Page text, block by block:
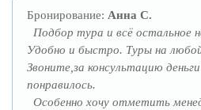
Бронирование: Анна С.
Подбор тура и всё остальное
Удобно и быстро. Туры на
Звоните,за консультацию
понравилось.
Особенно хочу отметить